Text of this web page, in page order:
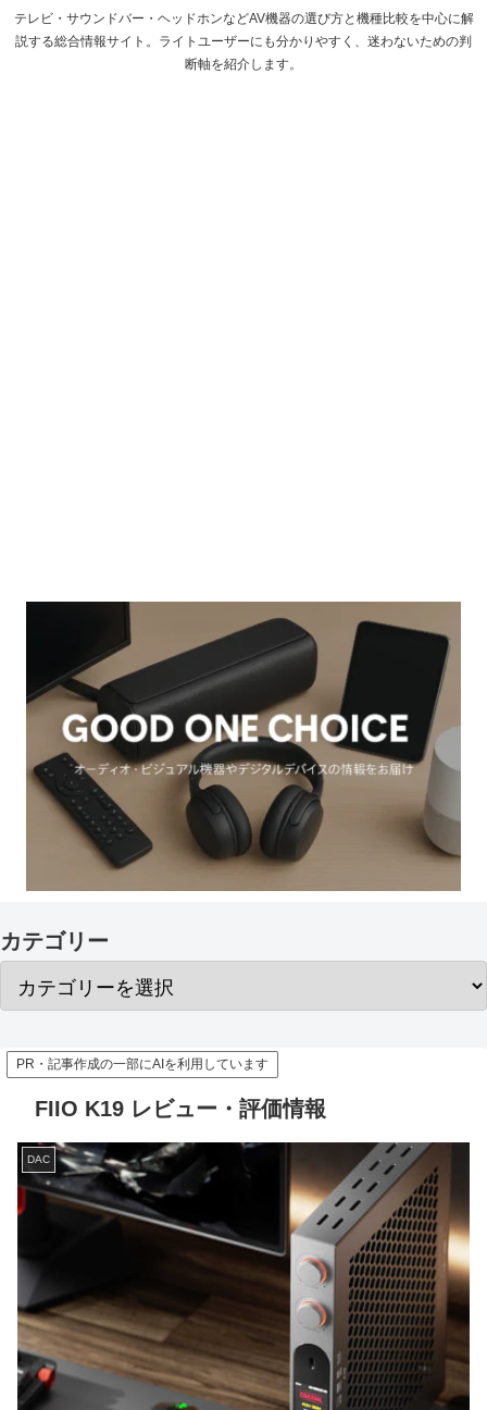
テレビ・サウンドバー・ヘッドホンなどAV機器の選び方と機種比較を中心に解
説する総合情報サイト。ライトユーザーにも分かりやすく、迷わないための判
断軸を紹介します。
カテゴリー
PR・記事作成の一部にAIを利用しています
FIIO K19 レビュー・評価情報
DAC